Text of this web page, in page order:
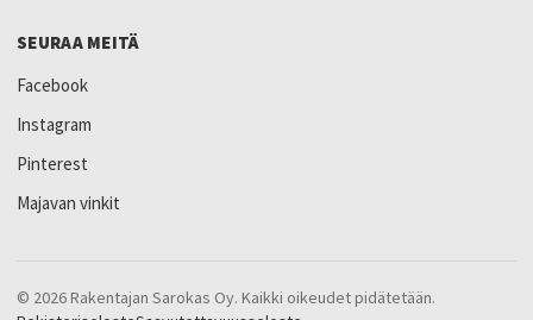
SEURAA MEITÄ
Facebook
Instagram
Pinterest
Majavan vinkit
© 2026 Rakentajan Sarokas Oy. Kaikki oikeudet pidätetään.